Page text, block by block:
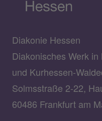
Diakonie Hessen
Diakonisches Werk
und Kurhessen-
Solmsstraße 2-22,
60486 Frankfurt am